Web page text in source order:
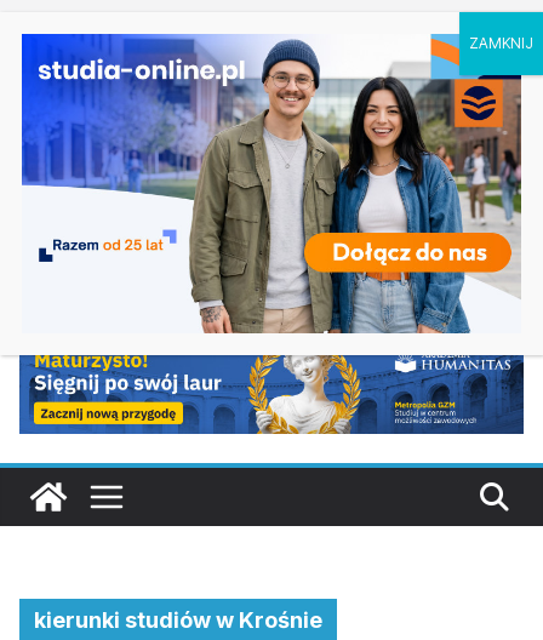
Ostatnie
wpisy:
Biologia w Rzeszowie
Filologia słowiańska w Krakowie
Studia historyczne w Łodzi
Analityka biznesowa i Data Science – Collegium
Da Vinci w Poznaniu
Chemia w Opolu
kierunki studiów w Krośnie